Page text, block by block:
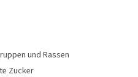
und Rassen
Zucker